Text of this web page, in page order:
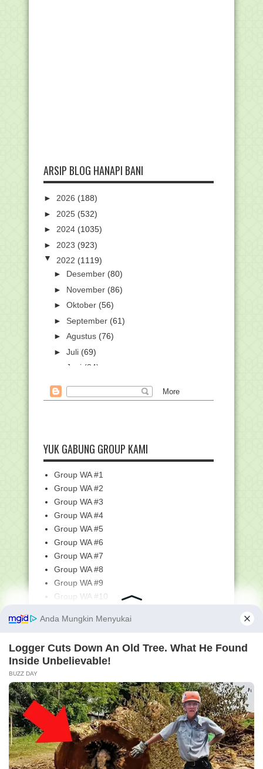
ARSIP BLOG HANAPI BANI
► 2026 (188)
► 2025 (532)
► 2024 (1035)
► 2023 (923)
▼ 2022 (1119)
► Desember (80)
► November (86)
► Oktober (56)
► September (61)
► Agustus (76)
► Juli (69)
Juni (84)
►April(108)
Kemenag Kembali Gelar Super Camp
Peneliti Muda Mad...
3 Puisi Tentang Ramadhan untuk
Menyambut Ramadhan ...
Download Kumpulan Kisi-Kisi Seleksi
Akademik PPG D...
Surat Pengantar POS Asesmen
Kumpulan Twibbon Harlah Pergunu ke-
70 Tanggal 31 M...
Asesmen Nasiona...
Kapasitas Jemaah Tempat Ibadah di
Kemenag Susun Juknis Tunjangan
Sertifikasi dan Ban...
Informasi ...
Jurnal Kelas 1 Semester 1 dan 2 K-13
Jurnal Kelas 1 SD/MI Semester 2 K13
Gelar Rakornas, Kemenag Bahas
Peningkatan Layanan ...
Unusia Sediakan Beasiswa Kader NU,
YUK GABUNG GROUP KAMI
Group WA #1
Group WA #2
Group WA #3
Group WA #4
Group WA #5
Group WA #6
Group WA #7
Group WA #8
Group WA #9
Group WA #10
Group WA #12
Group WA #14
Group WA #15
Saluran WA Tanpa Batas
Youtube
Komunitas WA #1
Komunitas WA #2
Instagram
Facebook